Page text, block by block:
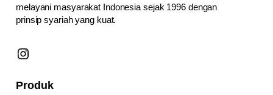
melayani masyarakat Indonesia sejak 1996 dengan
prinsip syariah yang kuat.
Instagram
Produk